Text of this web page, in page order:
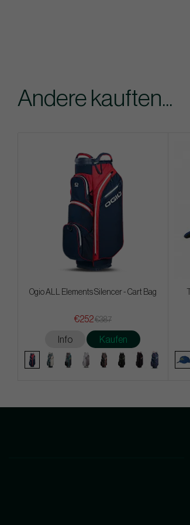
Andere kauften...
Ogio ALL Elements Silencer - Cart Bag
€252€387
Info Kaufen